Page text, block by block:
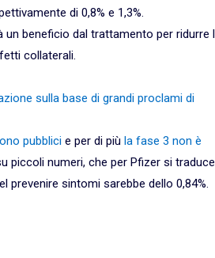
di 0,8% e 1,3%.
un beneficio dal trattamento per ridurre
collaterali.
sulla base di grandi proclami di
pubblicie per di più la fase 3 non è
piccoli numeri, che per Pfizer si traduce
prevenire sintomi sarebbe dello 0,84%.